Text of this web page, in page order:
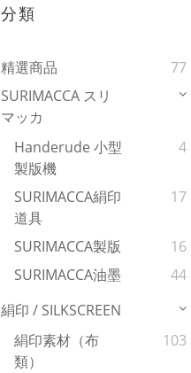
分類
精選商品
77
SURIMACCA スリ
マッカ
Handerude 小型
製版機
4
SURIMACCA絹印
道具
17
SURIMACCA製版
16
SURIMACCA油墨
44
絹印 / SILKSCREEN
絹印素材（布
類）
103